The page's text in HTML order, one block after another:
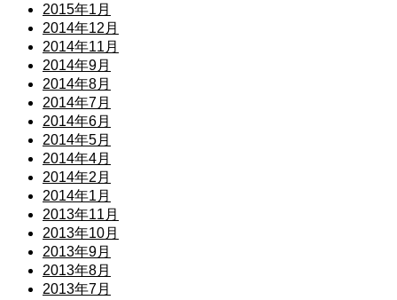
2015年1月
2014年12月
2014年11月
2014年9月
2014年8月
2014年7月
2014年6月
2014年5月
2014年4月
2014年2月
2014年1月
2013年11月
2013年10月
2013年9月
2013年8月
2013年7月